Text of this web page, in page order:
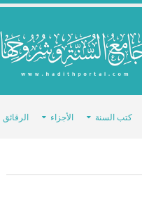
كتب السنة الأجزاء الرقائق